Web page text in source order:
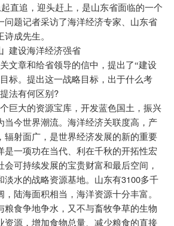
直追，迎头赶上，是山东省面临的一个
问题记者采访了海洋经济专家、山东省
成先生。
建设海洋经济强省
文章和给省领导的信中，提出了“建设
标。提出这一战略目标，出于什么考
法有何区别 ?
巨大的资源宝库，开发蓝色国土，振兴
当今世界潮流。海洋经济关联度高，产
辐射面广，是世界经济发展的新的重要
是一项功在当代、利在千秋的开拓性宏
可持续发展的宝贵财富和最后空间，
淡水的战略资源基地。山东有3100多千
陆海面积相当，海洋资源十分丰富。
粮食争地争水，又不与畜牧争草的生物
资源，增加食物总量、减少粮食的直接